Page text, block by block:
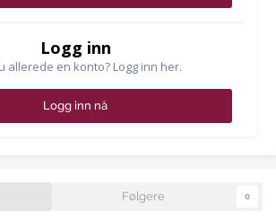
Logg inn
allerede en konto? Logg inn her.
Logg inn nå
Følgere 0